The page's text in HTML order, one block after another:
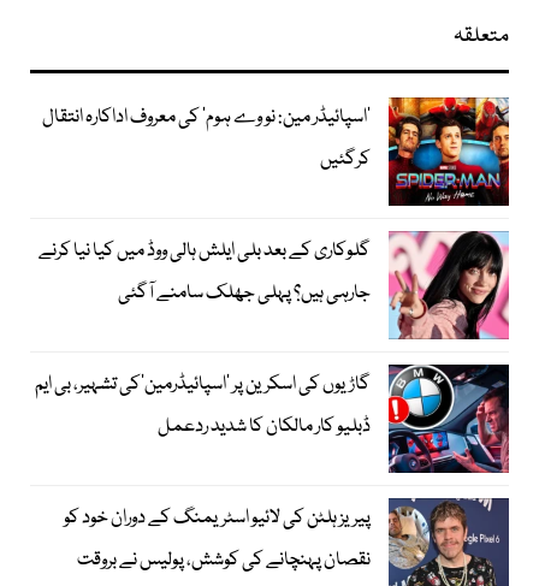
متعلقہ
’اسپائیڈر مین: نو وے ہوم‘ کی معروف اداکارہ انتقال
کرگئیں
گلوکاری کے بعد بلی ایلش ہالی ووڈ میں کیا نیا کرنے
جارہی ہیں؟ پہلی جھلک سامنے آگئی
گاڑیوں کی اسکرین پر ’اسپائیڈرمین‘کی تشہیر، بی ایم
ڈبلیو کار مالکان کا شدید ردعمل
پیریز ہلٹن کی لائیو اسٹریمنگ کے دوران خود کو
نقصان پہنچانے کی کوشش، پولیس نے بروقت